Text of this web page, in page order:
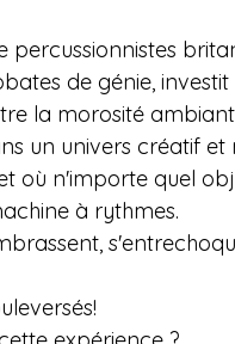
de génie,
la morosité
un univers créatif et
où n'importe quel
à rythmes.